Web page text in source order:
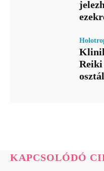
Reiki
KAPCSOLÓDÓ